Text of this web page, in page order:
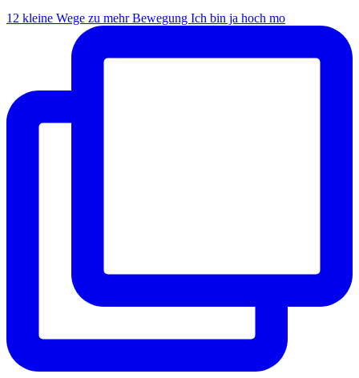
12 kleine Wege zu mehr Bewegung Ich bin ja hoch mo